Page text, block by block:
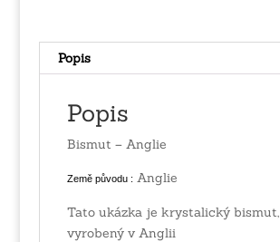
Popis
Popis
Bismut – Anglie
Země původu : Anglie
Tato ukázka je krystalický bismut,
vyrobený v Anglii